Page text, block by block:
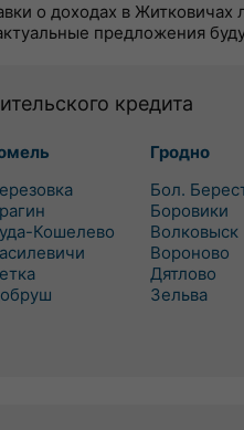
о доходах в
предложения
кредита
Кошелево
Гродно
Бол.
Боровики
Волковыск
Вороново
Дятлово
Зельва